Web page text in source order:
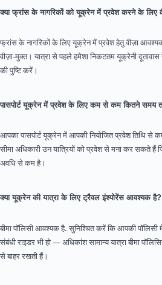
क्या फ्रांस के नागरिकों को यूक्रेन में प्रवेश करने के लिए
फ्रांस के नागरिकों के लिए यूक्रेन में प्रवेश हेतु वीज़ा
वीज़ा-मुक्त। यात्रा से पहले हमेशा निकटतम यूक्रेनी दूतावास
की पुष्टि करें।
पासपोर्ट यूक्रेन में प्रवेश के लिए कम से कम कितने समय
आपका पासपोर्ट यूक्रेन में आपकी नियोजित प्रवेश तिथि से
सीमा अधिकारी उन यात्रियों को प्रवेश से मना कर सकते हैं
अवधि से कम है।
क्या यूक्रेन की यात्रा के लिए ट्रैवल इंश्योरेंस आवश्यक है?
बीमा पॉलिसी आवश्यक है. सुनिश्चित करें कि आपकी पॉलिसी
संबंधी राइडर भी हो — अधिकांश सामान्य यात्रा बीमा
से बाहर रखती हैं।